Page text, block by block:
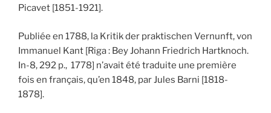
Picavet [1851-1921].
Publiée en 1788, la Kritik der praktischen Vernunft, von
Immanuel Kant [Riga : Bey Johann Friedrich Hartknoch.
In-8, 292 p., 1778] n’avait été traduite une première
fois en français, qu’en 1848, par Jules Barni [1818-
1878].